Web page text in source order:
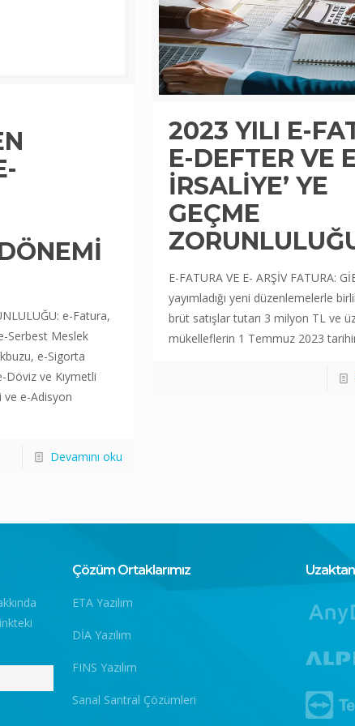
e-Fatura,
Serbest Meslek
e-Sigorta
ve Kıymetli
ve e-Adisyon
Devamını oku
2023 YILI E-
E-DEFTER VE
İRSALİYE’ YE
GEÇME
E-FATURA VE E- ARŞİV FATURA:
yayımladığı yeni düzenlemelerle
brüt satışlar tutarı 3 milyon TL ve
mükelleflerin 1 Temmuz 2023
Çözüm Ortaklarımız
ETA Yazılım
DİA Yazılım
FINS Yazılım
Sanal Santral Çözümleri